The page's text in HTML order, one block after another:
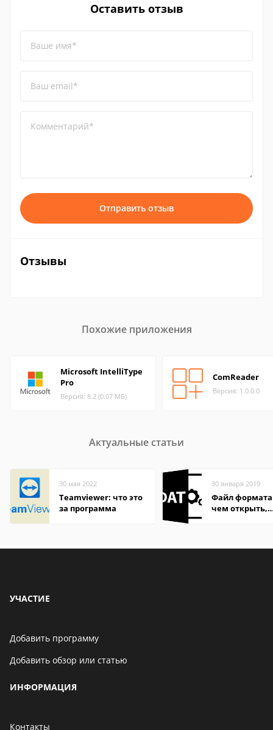
Оставить отзыв
Ваше имя*
Ваш email*
Комментарий*
Отправить отзыв
Отзывы
Похожие приложения
Microsoft IntelliType
Pro
Версия: 8.2 (0.07 МБ)
ComReader
Версия: 1.0.0.0
Актуальные статьи
30 мая 2022
Teamviewer: что это
за программа
30 января 2019
Файл формата
чем открыть,
УЧАСТИЕ
Добавить программу
Добавить обзор или статью
ИНФОРМАЦИЯ
Контакты